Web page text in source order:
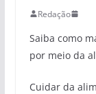
Redação
Saiba como
por meio da
Cuidar da